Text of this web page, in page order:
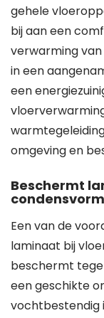
gehele
bij aan een
verwarming
in een
een
omgeving en
Beschermt
Een van de
laminaat bij
beschermt
een geschikte
vochtbestendig